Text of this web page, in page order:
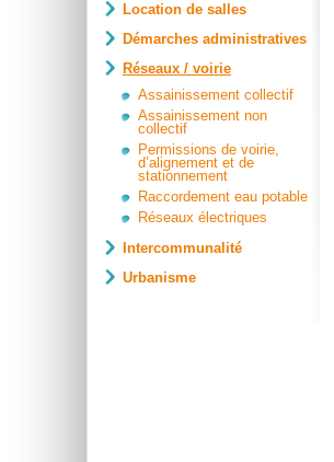
Location de salles
Démarches administratives
Réseaux / voirie
Assainissement collectif
Assainissement non
collectif
Permissions de voirie,
d’alignement et de
stationnement
Raccordement eau potable
Réseaux électriques
Intercommunalité
Urbanisme